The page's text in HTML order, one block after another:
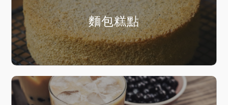
麵包糕點